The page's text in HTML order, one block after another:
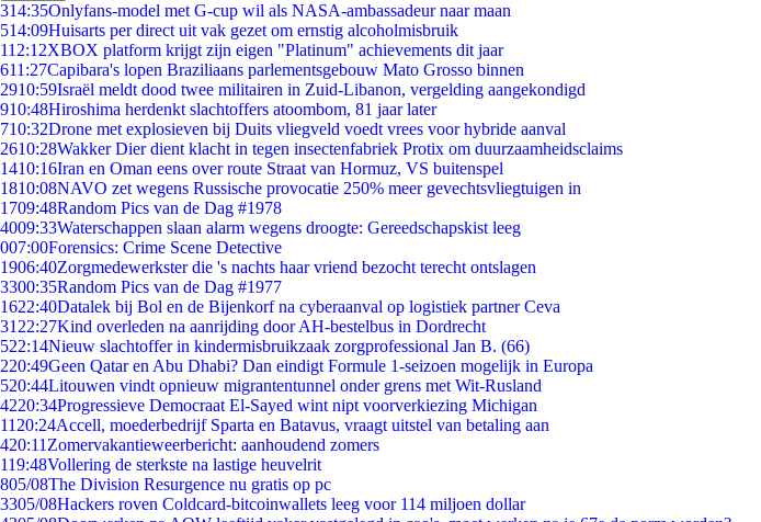
314:35Onlyfans-model met G-cup wil als NASA-ambassadeur naar maan
514:09Huisarts per direct uit vak gezet om ernstig alcoholmisbruik
112:12XBOX platform krijgt zijn eigen "Platinum" achievements dit jaar
611:27Capibara's lopen Braziliaans parlementsgebouw Mato Grosso binnen
2910:59Israël meldt dood twee militairen in Zuid-Libanon, vergelding aangekondigd
910:48Hiroshima herdenkt slachtoffers atoombom, 81 jaar later
710:32Drone met explosieven bij Duits vliegveld voedt vrees voor hybride aanval
2610:28Wakker Dier dient klacht in tegen insectenfabriek Protix om duurzaamheidsclaims
1410:16Iran en Oman eens over route Straat van Hormuz, VS buitenspel
1810:08NAVO zet wegens Russische provocatie 250% meer gevechtsvliegtuigen in
1709:48Random Pics van de Dag #1978
4009:33Waterschappen slaan alarm wegens droogte: Gereedschapskist leeg
007:00Forensics: Crime Scene Detective
1906:40Zorgmedewerkster die 's nachts haar vriend bezocht terecht ontslagen
3300:35Random Pics van de Dag #1977
1622:40Datalek bij Bol en de Bijenkorf na cyberaanval op logistiek partner Ceva
31 22:27Kind overleden na aanrijding door AH-bestelbus in Dordrecht
522:14Nieuw slachtoffer in kindermisbruikzaak zorgprofessional Jan B. (66)
220:49Geen Qatar en Abu Dhabi? Dan eindigt Formule 1-seizoen mogelijk in Europa
520:44Litouwen vindt opnieuw migrantentunnel onder grens met Wit-Rusland
4220:34Progressieve Democraat El-Sayed wint nipt voorverkiezing Michigan
11 20:24Accell, moederbedrijf Sparta en Batavus, vraagt uitstel van betaling aan
420:11 Zomervakantieweerbericht: aanhoudend zomers
119:48Vollering de sterkste na lastige heuvelrit
805/08The Division Resurgence nu gratis op pc
3305/08Hackers roven Coldcard-bitcoinwallets leeg voor 114 miljoen dollar